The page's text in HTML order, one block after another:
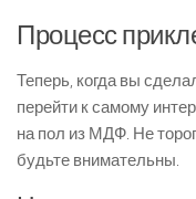
Процесс
Теперь, когда вы
перейти к самому
на пол из МДФ. Не
будьте внимательны.